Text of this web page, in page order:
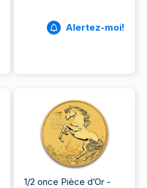
Alertez-moi!
1/2 once Pièce d’Or -